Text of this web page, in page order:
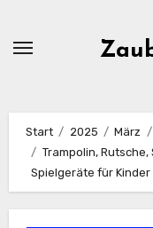
Start 2025 März
Trampolin,
Spielgeräte für Kinder